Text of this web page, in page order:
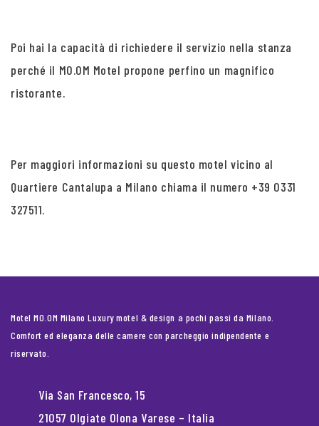
Poi hai la capacità di richiedere il servizio nella stanza
perché il MO.OM Motel propone perfino un magnifico
ristorante.
Per maggiori informazioni su questo motel vicino al
Quartiere Cantalupa a Milano chiama il numero +39 0331
327511.
Motel MO.OM Milano Luxury motel & design a pochi passi da Milano.
Comfort ed eleganza delle camere con parcheggio indipendente e
riservato.
Via San Francesco, 15
21057 Olgiate Olona Varese – Italia